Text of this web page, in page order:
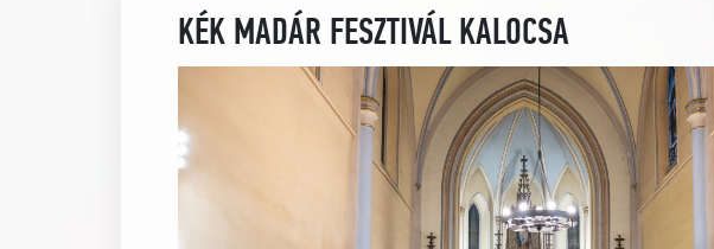
KÉK MADÁR FESZTIVÁL KALOCSA